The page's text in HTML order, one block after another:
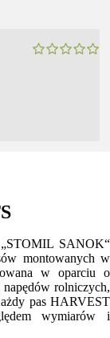
SANOK“
montowanych w
w oparciu o
rolniczych,
pas HARVEST
wymiarów i